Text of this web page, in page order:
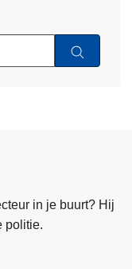
in je buurt? Hij
politie.